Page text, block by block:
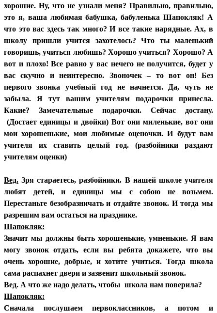
хорошие. Ну, что не узнали меня? Правильно, правильно,
это я, ваша любимая бабушка, бабуленька Шапокляк! А
что это вас здесь так много? И все такие нарядные. Ах, в
школу пришли учится захотелось? Что ты маленький
говоришь, учиться любишь? Хорошо учиться? Хорошо? А
вот и плохо! Все равно у вас нечего не получится, будет у
вас скучно и неинтересно. Звоночек – то вот он! Без
первого звонка учебный год не начнется. Да, чуть не
забыла. Я тут вашим учителям подарочки принесла.
Какие? Замечательные подарочки. Сейчас достану.
(Достает единицы и двойки) Вот они миленькие, вот они
мои хорошенькие, мои любимые оценочки. И будут вам
учителя их ставить целый год. (разбойники раздают
учителям оценки)
Вед. Зря стараетесь, разбойники. В нашей школе учителя
любят детей, и единицы мы с собою не возьмем.
Перестаньте безобразничать и отдайте звонок. И тогда мы
разрешим вам остаться на празднике.
Шапокляк:
Значит мы должны быть хорошенькие, умненькие. Я вам
могу звонок отдать, если вы ребята докажете, что вы
очень хорошие, добрые, и хотите учиться. Тогда школа
сама распахнет двери и зазвенит школьный звонок.
Вед. А что же надо делать, чтобы школа нам поверила?
Шапокляк:
Сначала послушаем первоклассников, а потом и